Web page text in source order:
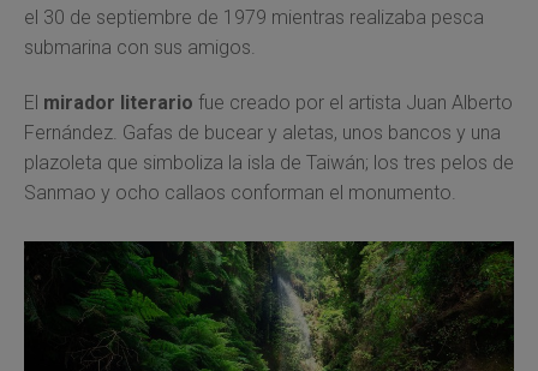
el 30 de septiembre de 1979 mientras realizaba pesca
submarina con sus amigos.
El mirador literario fue creado por el artista Juan Alberto
Fernández. Gafas de bucear y aletas, unos bancos y una
plazoleta que simboliza la isla de Taiwán; los tres pelos de
Sanmao y ocho callaos conforman el monumento.